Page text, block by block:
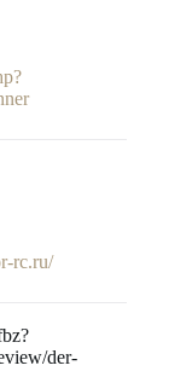
rc.ru/
der-